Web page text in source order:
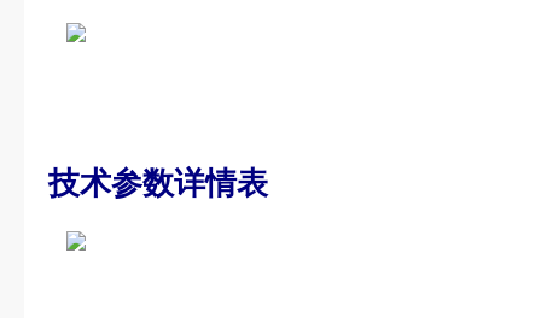
技术参数详情表